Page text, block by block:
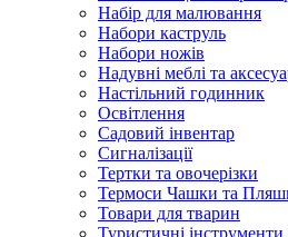
Набір для малювання
Набори каструль
Набори ножів
Надувні меблі та
Настільний годинник
Освітлення
Садовий інвентар
Сигналізації
Тертки та овочерізки
Термоси Чашки та
Товари для тварин
Туристичні інструменти